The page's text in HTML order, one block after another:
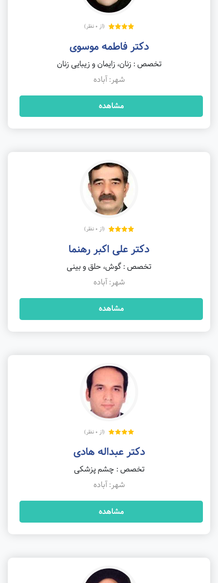
(از 0 نظر)
دکتر فاطمه موسوی
تخصص : زنان، زایمان و زیبایی زنان
شهر: آباده
مشاهده
(از 0 نظر)
دکتر علی اکبر رهنما
تخصص : گوش، حلق و بینی
شهر: آباده
مشاهده
(از 0 نظر)
دکتر عبداله هادی
تخصص : چشم پزشکی
شهر: آباده
مشاهده